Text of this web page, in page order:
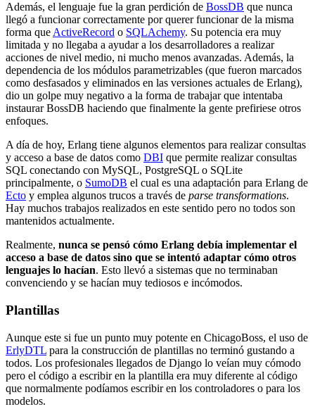
Además, el lenguaje fue la gran perdición de BossDB que nunca
llegó a funcionar correctamente por querer funcionar de la misma
forma que ActiveRecord o SQLAchemy. Su potencia era muy
limitada y no llegaba a ayudar a los desarrolladores a realizar
acciones de nivel medio, ni mucho menos avanzadas. Además, la
dependencia de los módulos parametrizables (que fueron marcados
como desfasados y eliminados en las versiones actuales de Erlang),
dio un golpe muy negativo a la forma de trabajar que intentaba
instaurar BossDB haciendo que finalmente la gente prefiriese otros
enfoques.
A día de hoy, Erlang tiene algunos elementos para realizar consultas
y acceso a base de datos como DBI que permite realizar consultas
SQL conectando con MySQL, PostgreSQL o SQLite
principalmente, o SumoDB el cual es una adaptación para Erlang de
Ecto y emplea algunos trucos a través de parse transformations.
Hay muchos trabajos realizados en este sentido pero no todos son
mantenidos actualmente.
Realmente, nunca se pensó cómo Erlang debía implementar el
acceso a base de datos sino que se intentó adaptar cómo otros
lenguajes lo hacían. Esto llevó a sistemas que no terminaban
convenciendo y se hacían muy tediosos e incómodos.
Plantillas
Aunque este si fue un punto muy potente en ChicagoBoss, el uso de
ErlyDTL para la construcción de plantillas no terminó gustando a
todos. Los profesionales llegados de Django lo veían muy cómodo
pero el código a escribir en la plantilla era muy diferente al código
que normalmente podíamos escribir en los controladores o para los
modelos.